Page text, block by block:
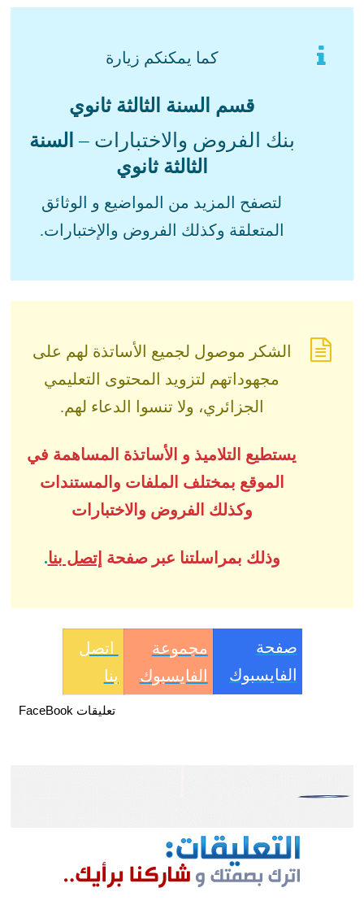
كما يمكنكم زيارة
قسم السنة الثالثة ثانوي
بنك الفروض والاختبارات – السنة
الثالثة ثانوي
لتصفح المزيد من المواضيع و الوثائق
المتعلقة وكذلك الفروض والإختبارات.
الشكر موصول لجميع الأساتذة لهم على
مجهوداتهم لتزويد المحتوى التعليمي
الجزائري، ولا تنسوا الدعاء لهم.
يستطيع التلاميذ و الأساتذة المساهمة في
الموقع بمختلف الملفات والمستندات
وكذلك الفروض والاختبارات
وذلك بمراسلتنا عبر صفحة إتصل بنا.
صفحة
الفايسبوك
مجموعة
الفايسبوك
اتصل
بنا
تعليقات FaceBook